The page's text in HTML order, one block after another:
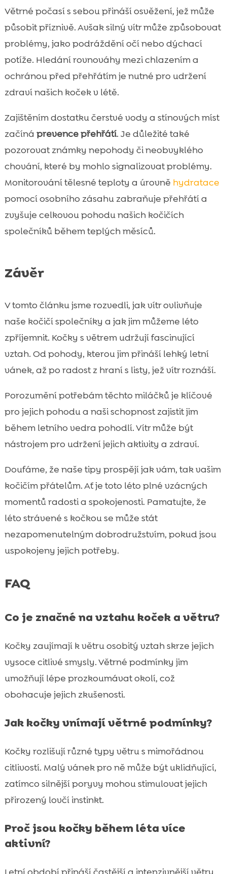
Větrné počasí s sebou přináší osvěžení, jež může
působit příznivě. Avšak silný vítr může způsobovat
problémy, jako podráždění očí nebo dýchací
potíže. Hledání rovnováhy mezi chlazením a
ochránou před přehřátím je nutné pro udržení
zdraví našich koček v létě.
Zajištěním dostatku čerstvé vody a stínových míst
začíná prevence přehřátí. Je důležité také
pozorovat známky nepohody či neobvyklého
chování, které by mohlo signalizovat problémy.
Monitorování tělesné teploty a úrovně hydratace
pomocí osobního zásahu zabraňuje přehřátí a
zvyšuje celkovou pohodu našich kočičích
společníků během teplých měsíců.
Závěr
V tomto článku jsme rozvedli, jak vítr ovlivňuje
naše kočičí společníky a jak jim můžeme léto
zpříjemnit. Kočky s větrem udržují fascinující
vztah. Od pohody, kterou jim přináší lehký letní
vánek, až po radost z hraní s listy, jež vítr roznáší.
Porozumění potřebám těchto miláčků je klíčové
pro jejich pohodu a naši schopnost zajistit jim
během letního vedra pohodlí. Vítr může být
nástrojem pro udržení jejich aktivity a zdraví.
Doufáme, že naše tipy prospějí jak vám, tak vašim
kočičím přátelům. Ať je toto léto plné vzácných
momentů radosti a spokojenosti. Pamatujte, že
léto strávené s kočkou se může stát
nezapomenutelným dobrodružstvím, pokud jsou
uspokojeny jejich potřeby.
FAQ
Co je značné na vztahu koček a větru?
Kočky zaujímají k větru osobitý vztah skrze jejich
vysoce citlivé smysly. Větrné podmínky jim
umožňují lépe prozkoumávat okolí, což
obohacuje jejich zkušenosti.
Jak kočky vnímají větrné podmínky?
Kočky rozlišují různé typy větru s mimořádnou
citlivostí. Malý vánek pro ně může být uklidňující,
zatímco silnější poryvy mohou stimulovat jejich
přirozený lovčí instinkt.
Proč jsou kočky během léta více
aktivní?